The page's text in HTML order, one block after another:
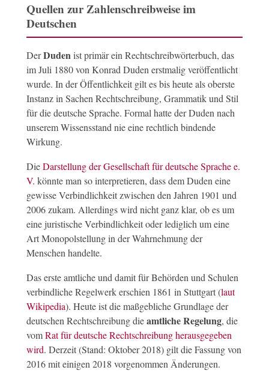
Quellen zur Zahlenschreibweise im
Deutschen
DerDuden ist primär ein Rechtschreibwörterbuch, das
im Juli 1880 von Konrad Duden erstmalig veröffentlicht
wurde. In der Öffentlichkeit gilt es bis heute als oberste
Instanz in Sachen Rechtschreibung, Grammatik und Stil
für die deutsche Sprache. Formal hatte der Duden nach
unserem Wissensstand nie eine rechtlich bindende
Wirkung.
DieDarstellung der Gesellschaft für deutsche Sprache e.
V. könnte man so interpretieren, dass dem Duden eine
gewisse Verbindlichkeit zwischen den Jahren 1901 und
2006 zukam. Allerdings wird nicht ganz klar, ob es um
eine juristische Verbindlichkeit oder lediglich um eine
Art Monopolstellung in der Wahrnehmung der
Menschen handelte.
Das erste amtliche und damit für Behörden und Schulen
verbindliche Regelwerk erschien 1861 in Stuttgart (laut
Wikipedia). Heute ist die maßgebliche Grundlage der
deutschen Rechtschreibung dieamtliche Regelung, die
vomRat für deutsche Rechtschreibung herausgegeben
wird. Derzeit (Stand: Oktober 2018) gilt die Fassung von
2016 mit einigen 2018 vorgenommen Änderungen.